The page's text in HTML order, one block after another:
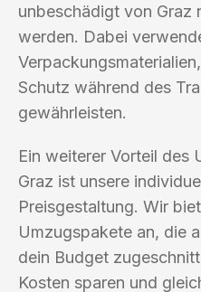
unbeschädigt von Graz
werden. Dabei
Schutz während des
gewährleisten.
Ein weiterer Vorteil des
Graz ist unsere
Preisgestaltung. Wir
Umzugspakete an, die
dein Budget
Kosten sparen und